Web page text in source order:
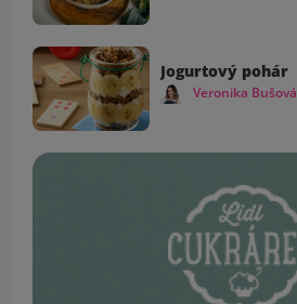
Jogurtový pohár
Veronika Bušová